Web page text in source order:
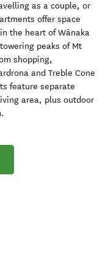
as a couple, or
offer space
the heart of Wānaka
peaks of Mt
shopping,
and Treble Cone
feature separate
area, plus outdoor